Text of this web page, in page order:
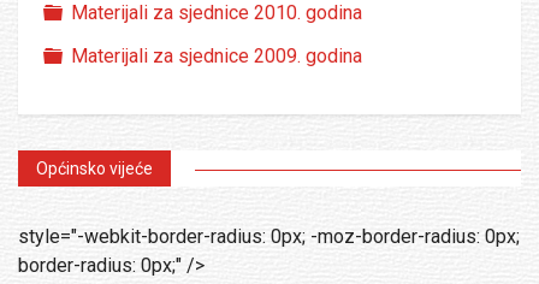
Folder
Materijali za sjednice 2010. godina
Folder
Materijali za sjednice 2009. godina
Općinsko vijeće
style="-webkit-border-radius: 0px; -moz-border-radius: 0px;
border-radius: 0px;" />